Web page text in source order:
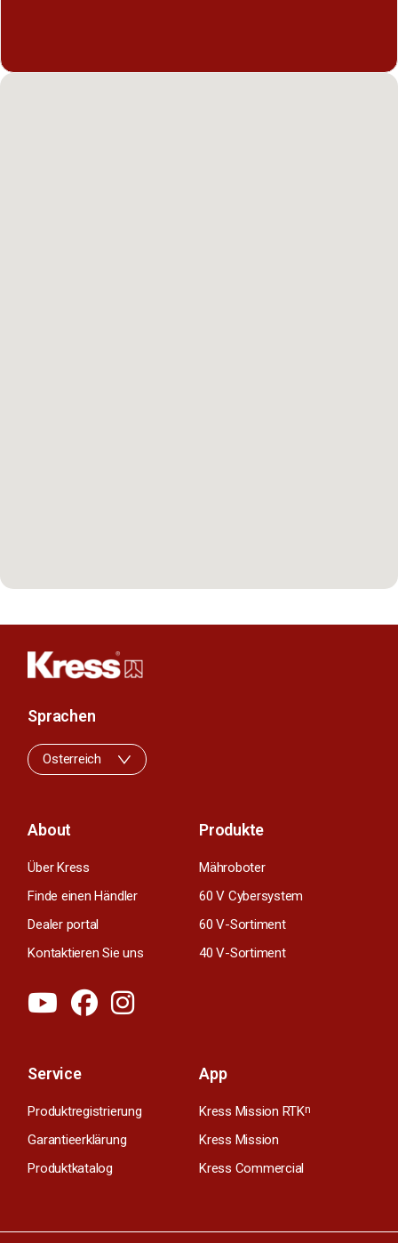
About
Über Kress
Finde einen Händler
Dealer portal
Kontaktieren Sie uns
Produkte
Mähroboter
60 V Cybersystem
60 V-Sortiment
40 V-Sortiment
Service
Produktregistrierung
Garantieerklärung
Produktkatalog
App
Kress Mission RTKn
Kress Mission
Kress Commercial
Sprachen
Osterreich